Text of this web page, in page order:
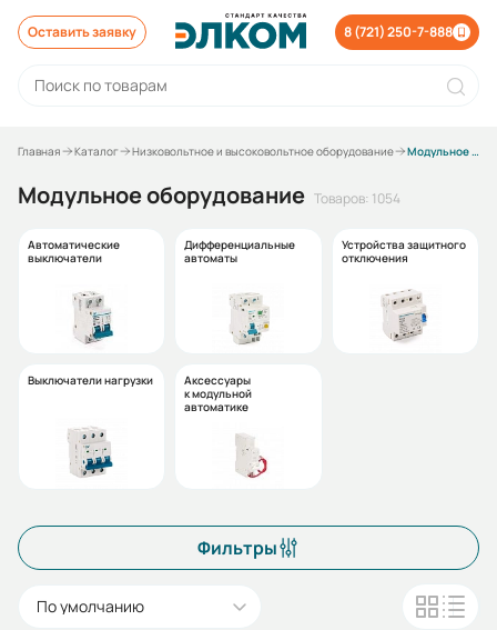
Оставить заявку 8 (721) 250-7-888
Главная Каталог Низковольтное и высоковольтное оборудование Модульное оборудование
Модульное оборудование Товаров: 1054
Автоматические
выключатели
Дифференциальные
автоматы
Устройства защитного
отключения
Выключатели нагрузки
Аксессуары
к модульной
автоматике
Фильтры
По умолчанию